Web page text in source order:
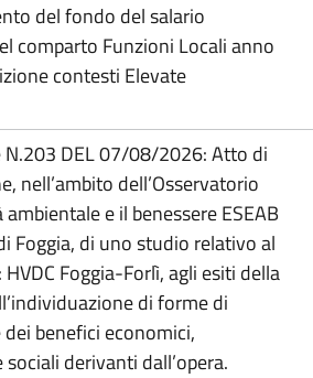
del fondo del salario
comparto Funzioni Locali anno
contesti Elevate
N.203 DEL 07/08/2026: Atto di
nell’ambito dell’Osservatorio
e il benessere ESEAB
Foggia, di uno studio relativo al
Foggia-Forlì, agli esiti della
di forme di
benefici economici,
derivanti dall’opera.